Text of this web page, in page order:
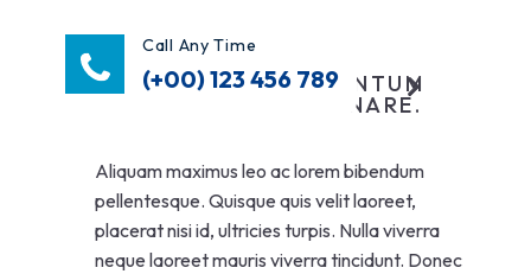
SCELERISQUE FERMENTUM
DUI FAUCIBUS IN ORNARE.
Aliquam maximus leo ac lorem bibendum
pellentesque. Quisque quis velit laoreet,
placerat nisi id, ultricies turpis. Nulla viverra
neque laoreet mauris viverra tincidunt. Donec
Call Any Time
(+00) 123 456 789